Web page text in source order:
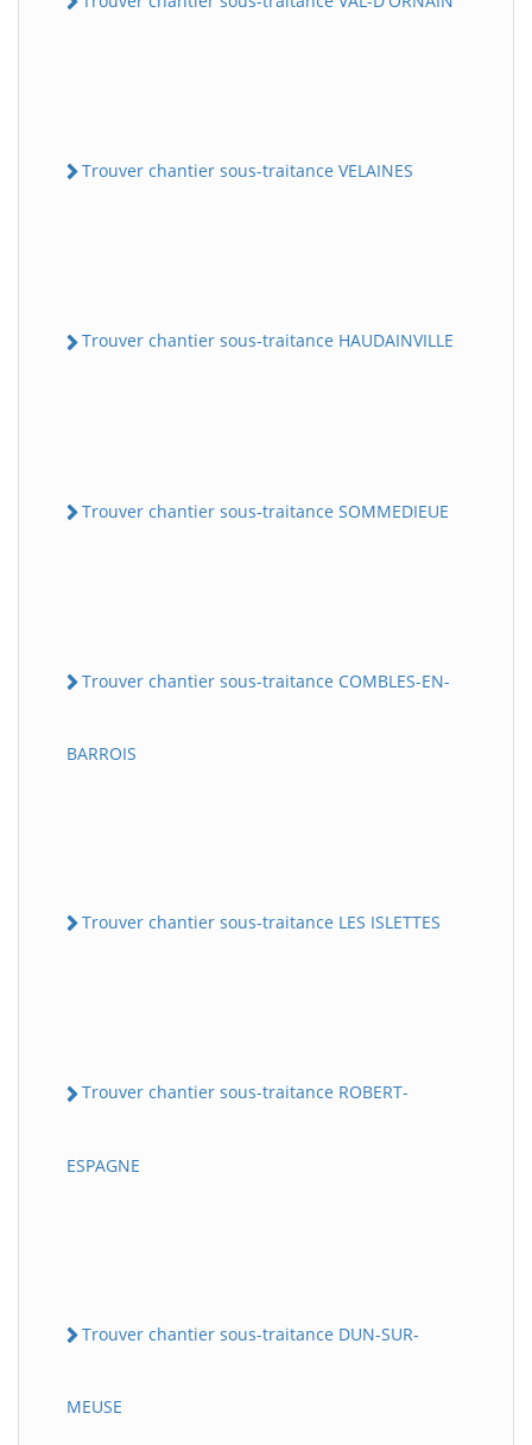
Trouver chantier sous-traitance VELAINES
Trouver chantier sous-traitance HAUDAINVILLE
Trouver chantier sous-traitance SOMMEDIEUE
Trouver chantier sous-traitance COMBLES-EN-
BARROIS
Trouver chantier sous-traitance LES ISLETTES
Trouver chantier sous-traitance ROBERT-
ESPAGNE
Trouver chantier sous-traitance DUN-SUR-
MEUSE